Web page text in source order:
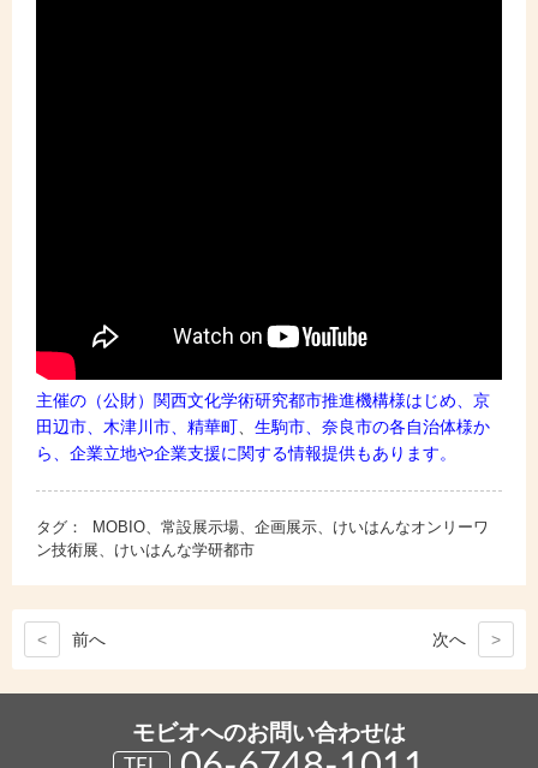
主催の （公財）関西文化学術研究都市推進機構様はじめ、 京
田辺市、 木津川市、 精華町、 生駒市、 奈良市の各自治体様か
ら、企業立地や企業支援に関する情報提供もあります。
タグ：
MOBIO、常設展示場、企画展示、けいはんなオンリーワ
ン技術展、けいはんな学研都市
< 前へ 次へ >
モビオへのお問い合わせは